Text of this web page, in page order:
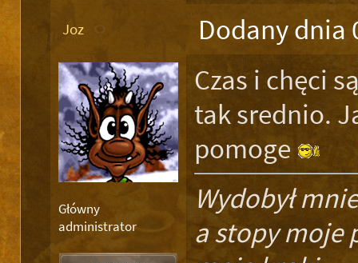
Joz Dodany dnia
Główny
administrator
Czas i chęci
tak srednio.
pomoge
Wydobył
a stopy moje